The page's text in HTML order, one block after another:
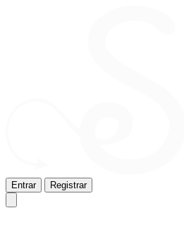
Entrar Registrar